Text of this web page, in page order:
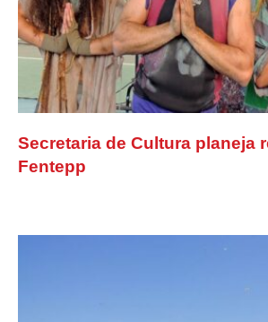
Secretaria de Cultura planeja
Fentepp